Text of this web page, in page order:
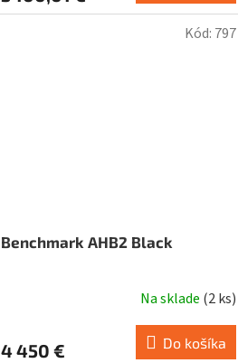
Benchmark AHB2 Black
Na sklade (2 ks)
4 450 € Do košíka
Kód: 797